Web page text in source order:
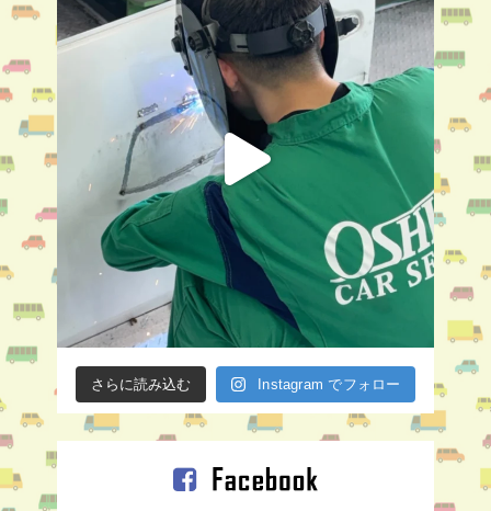
さらに読み込む Instagram でフォロー